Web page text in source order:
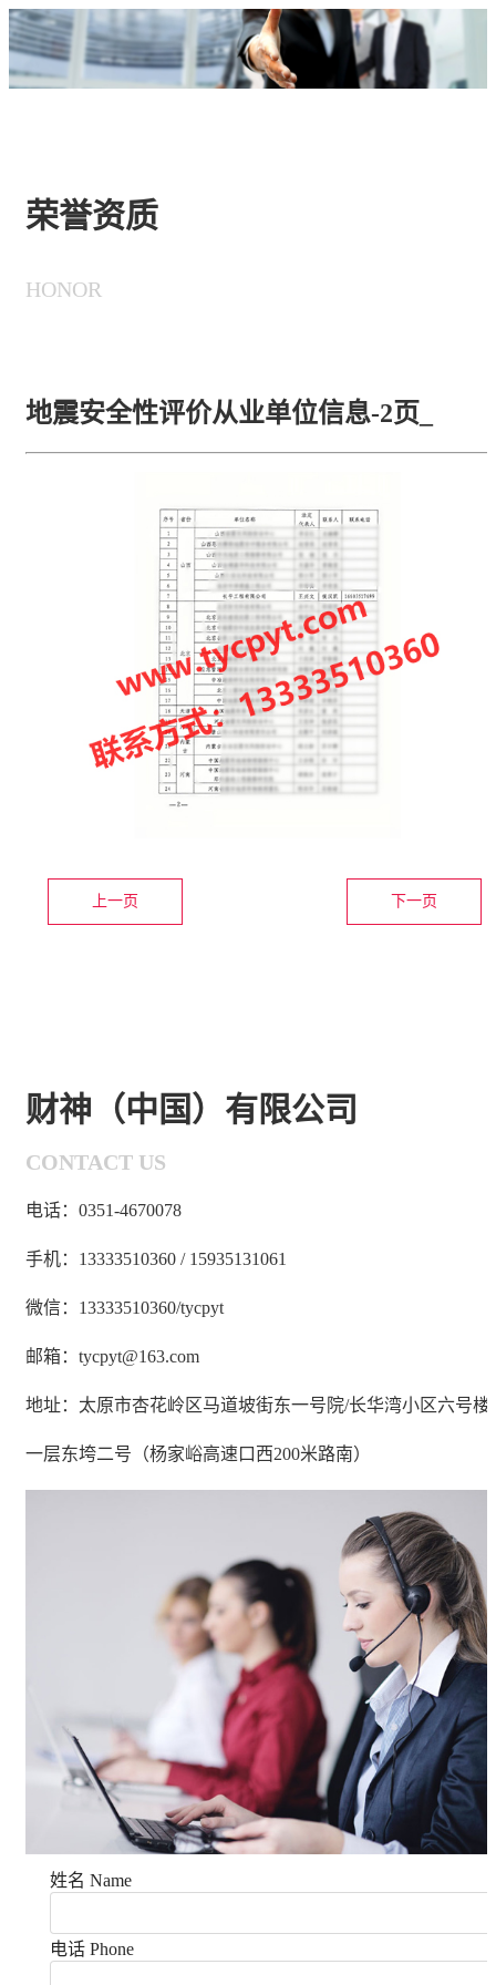
荣誉资质
HONOR
地震安全性评价从业单位信息-2页_
上一页 下一页
财神（中国）有限公司
CONTACT US
电话：0351-4670078
手机：13333510360 / 15935131061
微信：13333510360/tycpyt
邮箱：tycpyt@163.com
地址：太原市杏花岭区马道坡街东一号院/长华湾小区六号楼
一层东垮二号（杨家峪高速口西200米路南）
姓名 Name
电话 Phone